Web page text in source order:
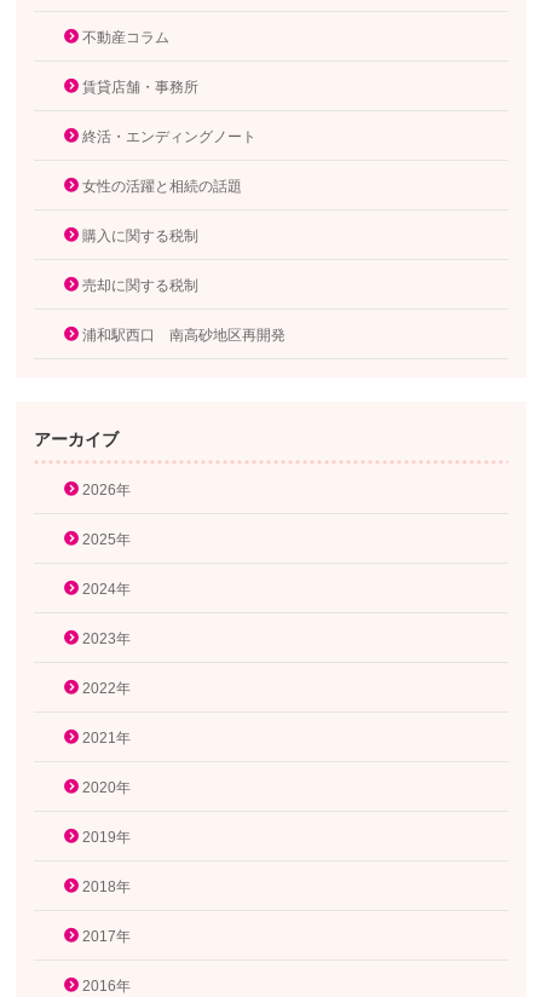
不動産コラム
賃貸店舗・事務所
終活・エンディングノート
女性の活躍と相続の話題
購入に関する税制
売却に関する税制
浦和駅西口 南高砂地区再開発
アーカイブ
2026年
2025年
2024年
2023年
2022年
2021年
2020年
2019年
2018年
2017年
2016年